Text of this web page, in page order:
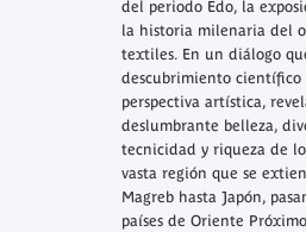
del periodo Edo, la
la historia milenaria del
textiles. En un diálogo
descubrimiento científico
perspectiva artística,
deslumbrante belleza,
tecnicidad y riqueza de
vasta región que se
Magreb hasta Japón,
países de Oriente